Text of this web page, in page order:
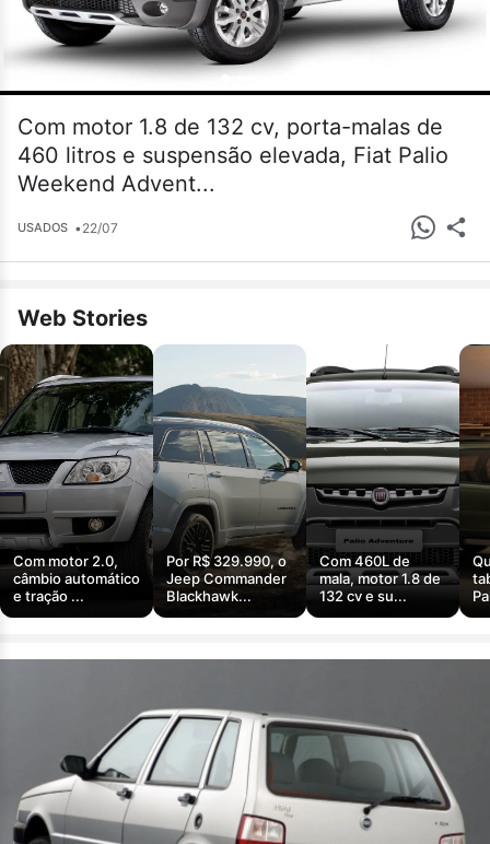
Com motor 1.8 de 132 cv, porta-malas de
460 litros e suspensão elevada, Fiat Palio
Weekend Advent...
USADOS •22/07
Web Stories
Com motor 2.0,
câmbio automático
e tração ...
Por R$ 329.990, o
Jeep Commander
Blackhawk...
Com 460L de
mala, motor 1.8 de
132 cv e su...